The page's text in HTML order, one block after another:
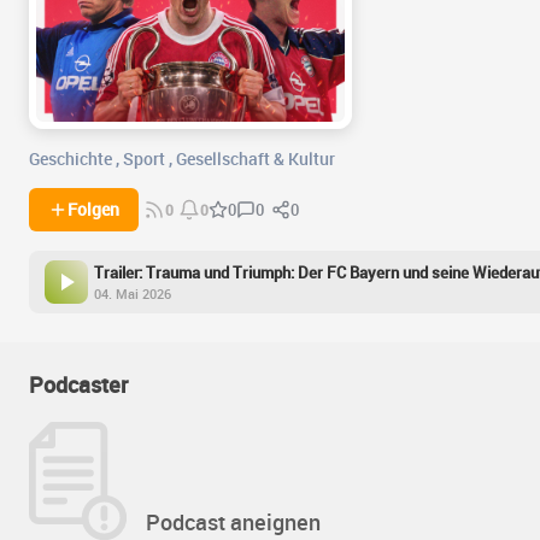
Geschichte ,Sport ,Gesellschaft & Kultur
Folgen 0 0 0 0 0
Trailer: Trauma und Triumph: Der FC Bayern und seine
04. Mai 2026
Podcaster
Podcast aneignen